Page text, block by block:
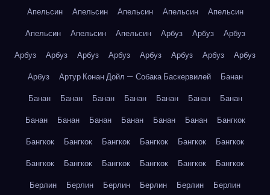
Апельсин
Апельсин Апельсин Апельсин
Апельсин
Апельсин
Апельсин Апельсин Арбуз Арбуз
Арбуз
Арбуз
Арбуз Арбуз Арбуз Арбуз Арбуз Арбуз
Арбуз
Арбуз
Артур Конан Дойл — Собака Баскервилей
Банан
Банан
Банан Банан Банан Банан Банан
Банан
Банан
Банан Банан Банан Банан Банан
Бангкок
Бангкок
Бангкок Бангкок Бангкок Бангкок
Бангкок
Бангкок
Бангкок Бангкок Бангкок Бангкок
Бангкок
Берлин
Берлин Берлин Берлин Берлин Берлин